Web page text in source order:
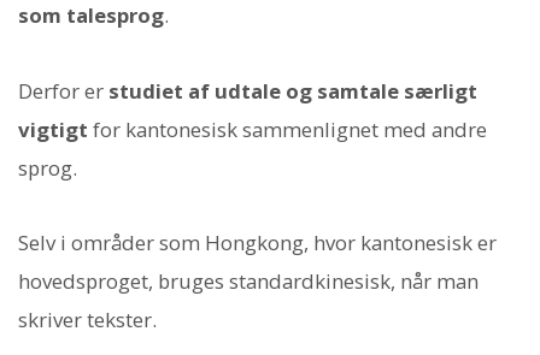
som talesprog.
Derfor er studiet af udtale og samtale særligt
vigtigt for kantonesisk sammenlignet med andre
sprog.
Selv i områder som Hongkong, hvor kantonesisk er
hovedsproget, bruges standardkinesisk, når man
skriver tekster.